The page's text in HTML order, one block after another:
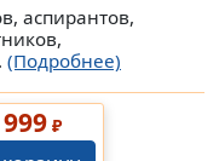
аспирантов,
(Подробнее)
999₽